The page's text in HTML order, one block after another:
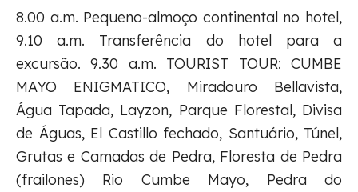
8.00 a.m. Pequeno-almoço continental no hotel,
9.10 a.m. Transferência do hotel para a
excursão. 9.30 a.m. TOURIST TOUR: CUMBE
MAYO ENIGMATICO, Miradouro Bellavista,
Água Tapada, Layzon, Parque Florestal, Divisa
de Águas, El Castillo fechado, Santuário, Túnel,
Grutas e Camadas de Pedra, Floresta de Pedra
(frailones) Rio Cumbe Mayo, Pedra do